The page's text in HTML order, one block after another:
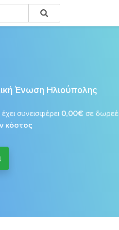
Ένωση Ηλιούπολης
συνεισφέρει 0,00€ σε
κόστος